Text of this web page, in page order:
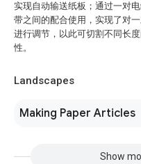
实现自动输送纸板；通过一对
带之间的配合使用，实现了对
进行调节，以此可切割不同长
性。
Landscapes
Making Paper Articles
Show